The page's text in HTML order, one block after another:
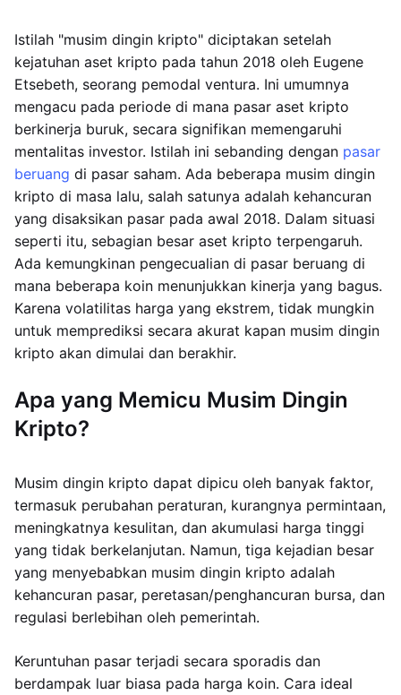
Istilah "musim dingin kripto" diciptakan setelah
kejatuhan aset kripto pada tahun 2018 oleh Eugene
Etsebeth, seorang pemodal ventura. Ini umumnya
mengacu pada periode di mana pasar aset kripto
berkinerja buruk, secara signifikan memengaruhi
mentalitas investor. Istilah ini sebanding dengan pasar
beruang di pasar saham. Ada beberapa musim dingin
kripto di masa lalu, salah satunya adalah kehancuran
yang disaksikan pasar pada awal 2018. Dalam situasi
seperti itu, sebagian besar aset kripto terpengaruh.
Ada kemungkinan pengecualian di pasar beruang di
mana beberapa koin menunjukkan kinerja yang bagus.
Karena volatilitas harga yang ekstrem, tidak mungkin
untuk memprediksi secara akurat kapan musim dingin
kripto akan dimulai dan berakhir.
Apa yang Memicu Musim Dingin
Kripto?
Musim dingin kripto dapat dipicu oleh banyak faktor,
termasuk perubahan peraturan, kurangnya permintaan,
meningkatnya kesulitan, dan akumulasi harga tinggi
yang tidak berkelanjutan. Namun, tiga kejadian besar
yang menyebabkan musim dingin kripto adalah
kehancuran pasar, peretasan/penghancuran bursa, dan
regulasi berlebihan oleh pemerintah.
Keruntuhan pasar terjadi secara sporadis dan
berdampak luar biasa pada harga koin. Cara ideal